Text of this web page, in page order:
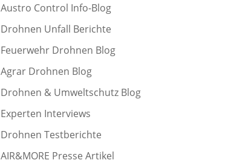
Austro Control Info-Blog
Drohnen Unfall Berichte
Feuerwehr Drohnen Blog
Agrar Drohnen Blog
Drohnen & Umweltschutz Blog
Experten Interviews
Drohnen Testberichte
AIR&MORE Presse Artikel